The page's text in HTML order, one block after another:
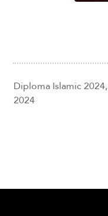
Diploma Islamic 2024,
2024